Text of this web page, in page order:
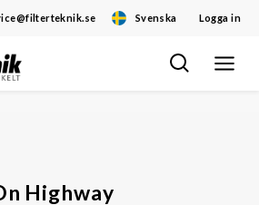
Svenska Logga in
Highway